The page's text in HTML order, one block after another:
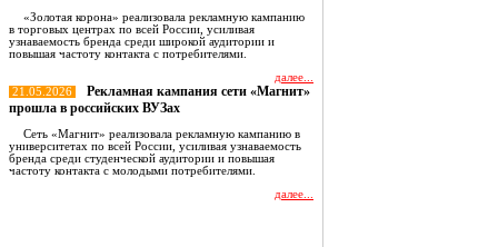
«Золотая корона» реализовала рекламную кампанию
в торговых центрах по всей России, усиливая
узнаваемость бренда среди широкой аудитории и
повышая частоту контакта с потребителями.
далее...
21.05.2026
Рекламная кампания сети «Магнит»
прошла в российских ВУЗах
Сеть «Магнит» реализовала рекламную кампанию в
университетах по всей России, усиливая узнаваемость
бренда среди студенческой аудитории и повышая
частоту контакта с молодыми потребителями.
далее...